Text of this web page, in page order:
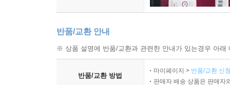
반품/교환 안내
※ 상품 설명에 반품/교환과 관련한 안내가 있는경우 아
반품/교환 방법
마이페이지 > 반품/교환 신
판매자 배송 상품은 판매자